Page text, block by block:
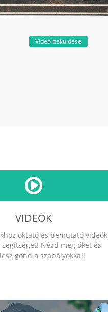
Videó beküldése
VIDEÓK
oktató és bemutató videók
Nézd meg őket és
gond a szabályokkal!